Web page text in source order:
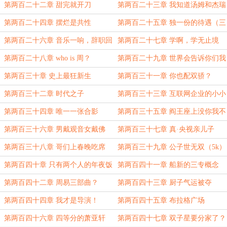
（5k）
第两百二十二章 甜完就开刀 第两百二十三章 我知道汤姆和杰瑞
第两百二十四章 摆烂是共性 第两百二十五章 独一份的待遇（三
更）
第两百二十六章 音乐一响，辞职回
家躺
第两百二十七章 学啊，学无止境
第两百二十八章 who is 周？ 第两百二十九章 世界会告诉你们我
的名字
第两百三十章 史上最狂新生 第两百三十一章 你也配双骄？
第两百三十二章 时代之子 第两百三十三章 互联网企业的小小
震撼
第两百三十四章 唯一一张合影 第两百三十五章 阎王座上没你我不
认可
第两百三十六章 男戴观音女戴佛 第两百三十七章 真·央视亲儿子
第两百三十八章 哥们上春晚吃席
呢？
第两百三十九章 公子世无双（5k）
第两百四十章 只有两个人的年夜饭
（4k）
第两百四十一章 船新的三专概念
（4k）
第两百四十二章 周易三部曲？ 第两百四十三章 厨子气运被夺
第两百四十四章 我才是导演！ 第两百四十五章 布拉格广场
第两百四十六章 四等分的萧亚轩 第两百四十七章 双子星要分家了？